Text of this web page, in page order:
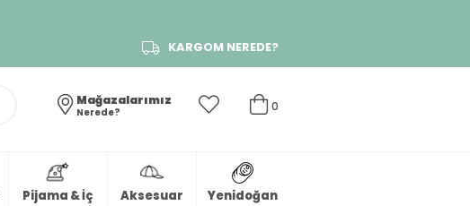
KARGOM NEREDE?
0
Mağazalarımız
Nerede?
Pijama & İç
Aksesuar
Yenidoğan